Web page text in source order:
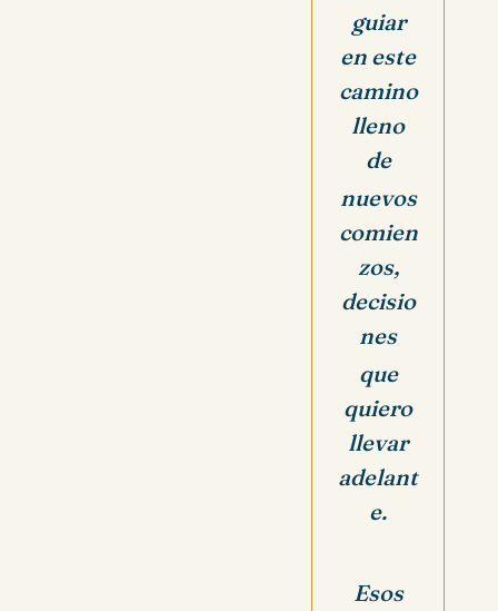
guiar
en este
camino
lleno
de
nuevos
comien
zos,
decisio
nes
que
quiero
llevar
adelant
e.
Esos